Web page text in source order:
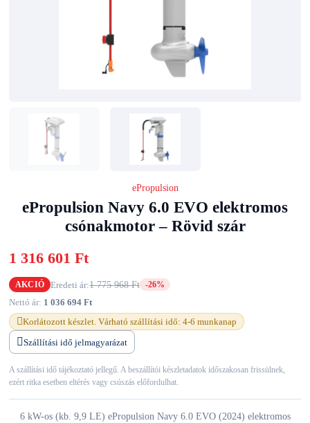
ePropulsion
ePropulsion Navy 6.0 EVO elektromos
csónakmotor – Rövid szár
1 316 601 Ft
AKCIÓ Eredeti ár:1 775 968 Ft -26%
Nettó ár: 1 036 694 Ft
Korlátozott készlet. Várható szállítási idő: 4-6 munkanap
Szállítási idő jelmagyarázat
A szállítási idő tájékoztató jellegű. A beszállítói készletadatok időszakosan frissülnek,
ezért ritka esetben eltérés vagy csúszás előfordulhat.
6 kW-os (kb. 9,9 LE) ePropulsion Navy 6.0 EVO (2024) elektromos